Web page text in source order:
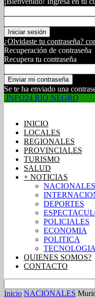
¿Olvidaste tu contraseña?
Recuperación de contraseña
Recupera tu contraseña
Se te ha enviado una
INFO24 RIO NEGRO
INICIO
LOCALES
REGIONALES
PROVINCIALES
TURISMO
SALUD
+ NOTICIAS
NACIONALES
DEPORTES
POLICIALES
ECONOMIA
POLITICA
TECNOLOGIA
QUIENES SOMOS?
CONTACTO
Inicio NACIONALES